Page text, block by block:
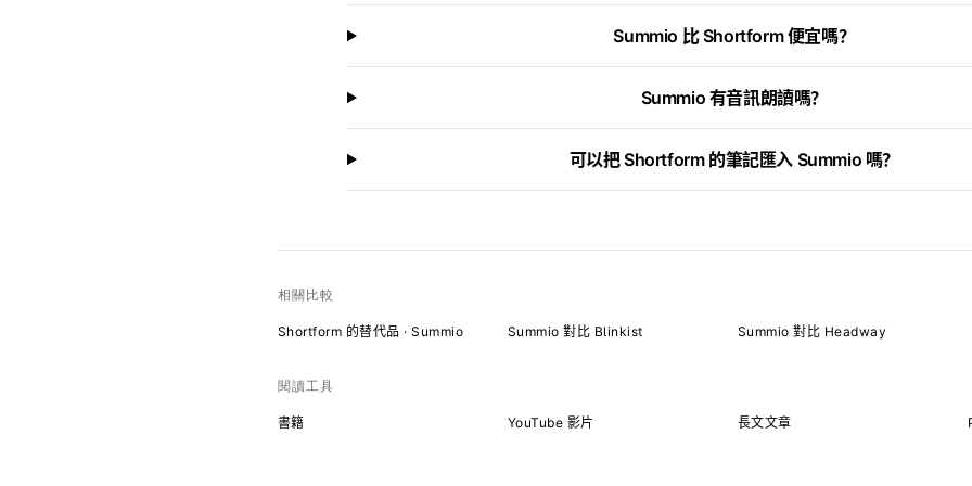
Summio 比 Shortform 便宜嗎？
Summio 有音訊朗讀嗎？
可以把 Shortform 的筆記匯入 Summio 嗎？
相關比較
Shortform 的替代品 · Summio Summio 對比 Blinkist Summio 對比 Headway
閱讀工具
書籍 YouTube 影片 長文文章